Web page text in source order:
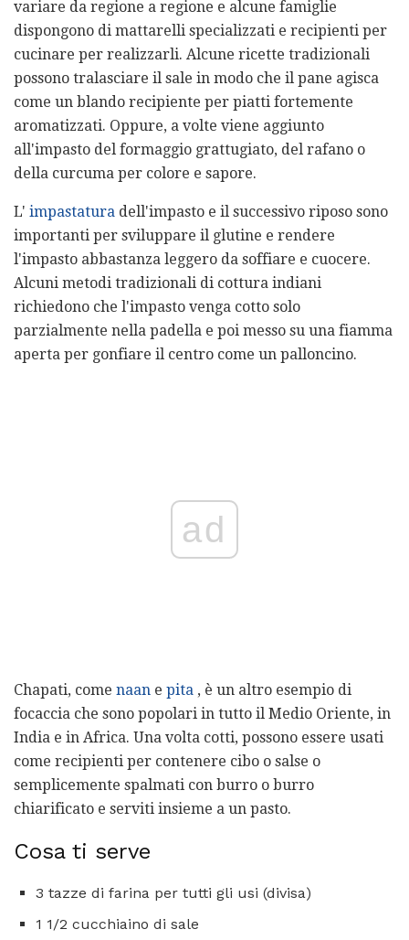
variare da regione a regione e alcune famiglie
dispongono di mattarelli specializzati e recipienti per
cucinare per realizzarli. Alcune ricette tradizionali
possono tralasciare il sale in modo che il pane agisca
come un blando recipiente per piatti fortemente
aromatizzati. Oppure, a volte viene aggiunto
all'impasto del formaggio grattugiato, del rafano o
della curcuma per colore e sapore.
L' impastatura dell'impasto e il successivo riposo sono
importanti per sviluppare il glutine e rendere
l'impasto abbastanza leggero da soffiare e cuocere.
Alcuni metodi tradizionali di cottura indiani
richiedono che l'impasto venga cotto solo
parzialmente nella padella e poi messo su una fiamma
aperta per gonfiare il centro come un palloncino.
ad
Chapati, come naan e pita , è un altro esempio di
focaccia che sono popolari in tutto il Medio Oriente, in
India e in Africa. Una volta cotti, possono essere usati
come recipienti per contenere cibo o salse o
semplicemente spalmati con burro o burro
chiarificato e serviti insieme a un pasto.
Cosa ti serve
3 tazze di farina per tutti gli usi (divisa)
1 1/2 cucchiaino di sale